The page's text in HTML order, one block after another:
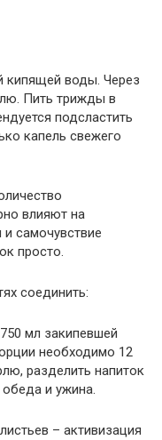
кипящей воды. Через
Пить трижды в
подсластить
капель свежего
влияют на
самочувствие
просто.
соединить:
мл закипевшей
необходимо 12
разделить напиток
обеда и ужина.
– активизация